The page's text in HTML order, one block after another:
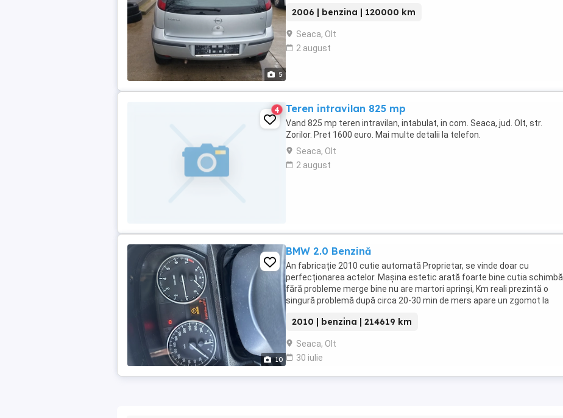
5
2006 | benzina | 120000 km
Seaca, Olt
2 august
4 Teren intravilan 825 mp
Vand 825 mp teren intravilan, intabulat, in com. Seaca, jud. Olt, str.
Zorilor. Pret 1600 euro. Mai multe detalii la telefon.
Seaca, Olt
2 august
10
BMW 2.0 Benzină
An fabricație 2010 cutie automată Proprietar, se vinde doar cu
perfecționarea actelor. Mașina estetic arată foarte bine cutia schimbă
fără probleme merge bine nu are martori aprinși, Km reali prezintă o
singură problemă după circa 20-30 min de mers apare un zgomot la
2010 | benzina | 214619 km
Seaca, Olt
30 iulie